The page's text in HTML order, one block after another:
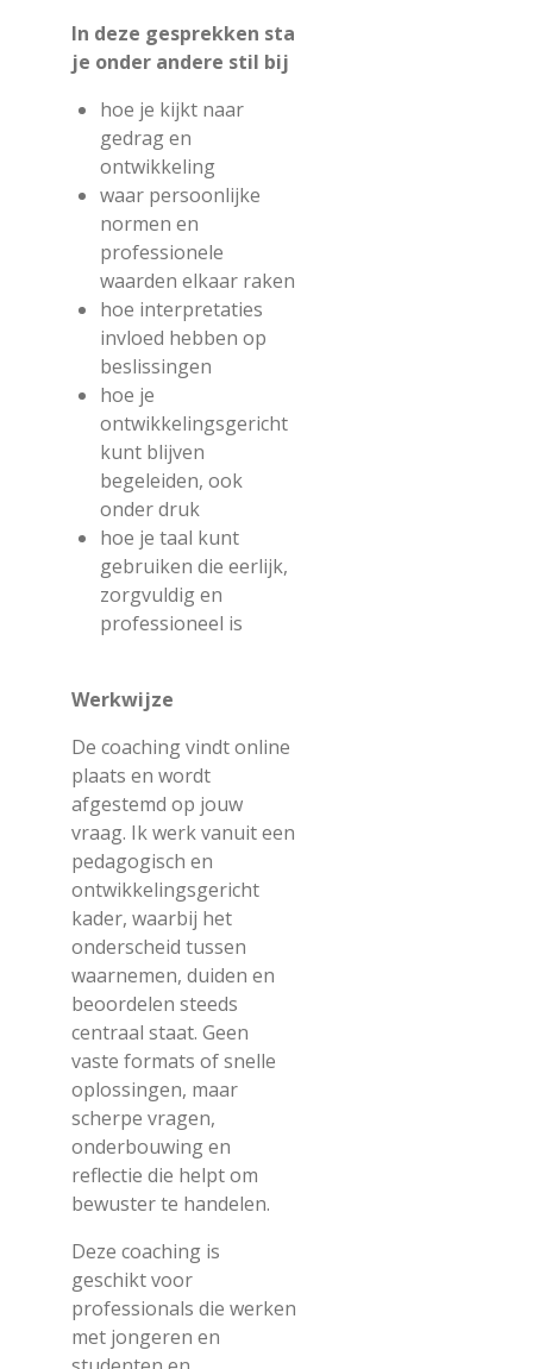
In deze gesprekken sta
je onder andere stil bij
hoe je kijkt naar
gedrag en
ontwikkeling
waar persoonlijke
normen en
professionele
waarden elkaar raken
hoe interpretaties
invloed hebben op
beslissingen
hoe je
ontwikkelingsgericht
kunt blijven
begeleiden, ook
onder druk
hoe je taal kunt
gebruiken die eerlijk,
zorgvuldig en
professioneel is
Werkwijze
De coaching vindt online
plaats en wordt
afgestemd op jouw
vraag. Ik werk vanuit een
pedagogisch en
ontwikkelingsgericht
kader, waarbij het
onderscheid tussen
waarnemen, duiden en
beoordelen steeds
centraal staat. Geen
vaste formats of snelle
oplossingen, maar
scherpe vragen,
onderbouwing en
reflectie die helpt om
bewuster te handelen.
Deze coaching is
geschikt voor
professionals die werken
met jongeren en